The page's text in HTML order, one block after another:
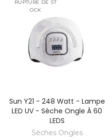
RUPTURE DE ST
OCK
Sun Y21 - 248 Watt - Lampe
LED UV - Sèche Ongle À 60
LEDS
Sèches Ongles